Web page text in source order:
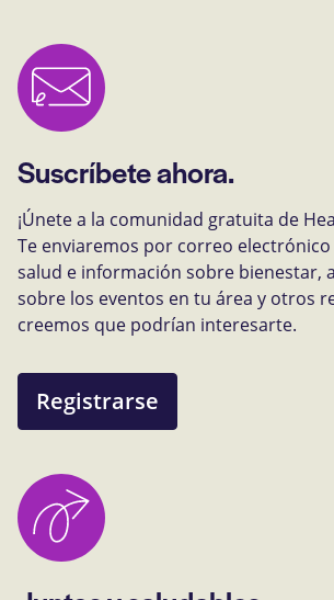
Suscríbete ahora.
¡Únete a la comunidad gratuita de
Te enviaremos por correo
salud e información sobre bienestar,
sobre los eventos en tu área y otros
creemos que podrían interesarte.
Registrarse